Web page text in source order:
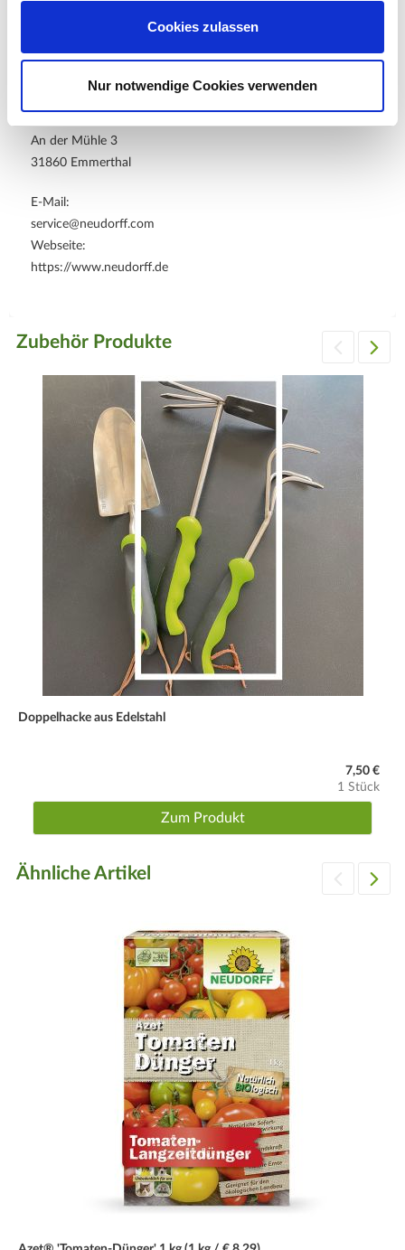
Cookies zulassen
Nur notwendige Cookies verwenden
Hersteller/Importeur
An der Mühle 3
31860 Emmerthal
E-Mail:
service@neudorff.com
Webseite:
https://www.neudorff.de
Zubehör Produkte
Doppelhacke aus Edelstahl
7,50 €
1 Stück
Zum Produkt
Ähnliche Artikel